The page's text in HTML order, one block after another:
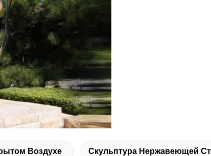
Воздухе Скульптура Нержавеющей